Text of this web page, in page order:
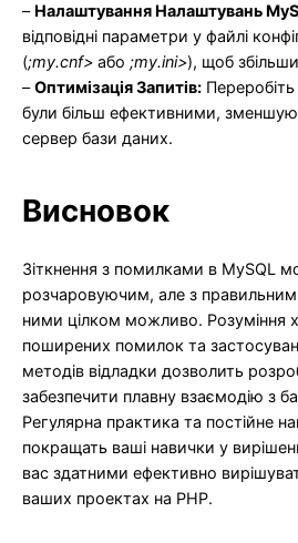
– Налаштування Налаштувань
відповідні параметри у файлі
(;my.cnf> або ;my.ini>), щоб
–Оптимізація Запитів:
були більш ефективними,
сервер бази даних.
Висновок
Зіткнення з помилками в MySQL
розчаровуючим, але з
ними цілком можливо. Розуміння
поширених помилок та
методів відладки дозволить
забезпечити плавну взаємодію з
Регулярна практика та постійне
покращать ваші навички у
вас здатними ефективно
ваших проектах на PHP.